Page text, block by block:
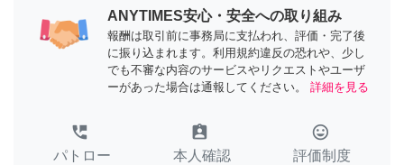
ANYTIMES安心・安全への取り組み
報酬は取引前に事務局に支払われ、評価・完了後
に振り込まれます。利用規約違反の恐れや、少し
でも不審な内容のサービスやリクエストやユーザ
ーがあった場合は通報してください。
詳細を見る
perm_phone_msg
パトロー
assignment_ind
本人確認
tag_faces
評価制度